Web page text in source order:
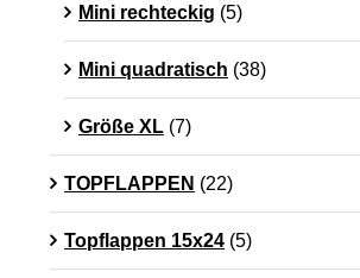
Mini rechteckig (5)
Mini quadratisch (38)
Größe XL (7)
TOPFLAPPEN (22)
Topflappen 15x24 (5)